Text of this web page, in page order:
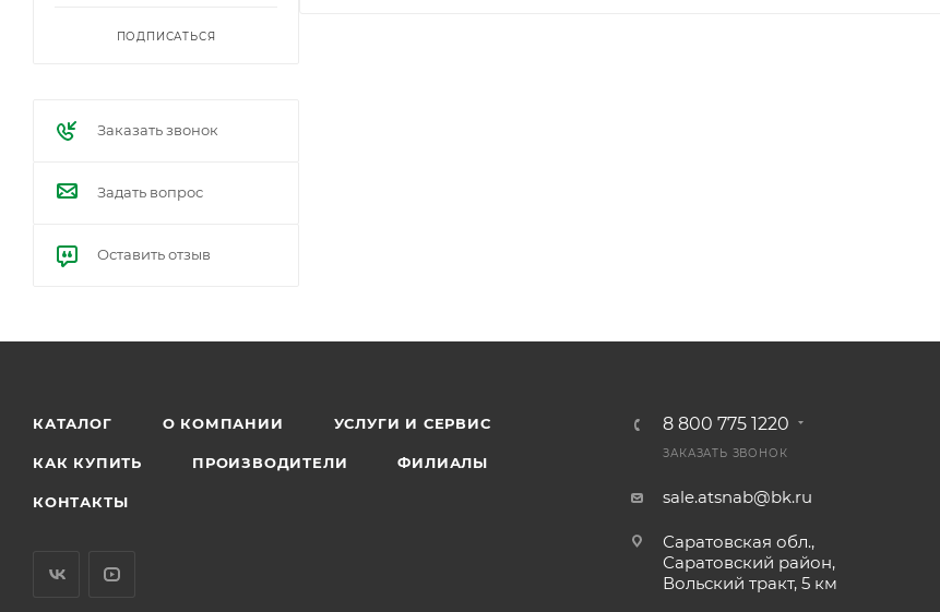
ПОДПИСАТЬСЯ
Заказать звонок
Задать вопрос
Оставить отзыв
КАТАЛОГ О КОМПАНИИ УСЛУГИ И СЕРВИС
КАК КУПИТЬ ПРОИЗВОДИТЕЛИ ФИЛИАЛЫ
КОНТАКТЫ
8 800 775 1220
ЗАКАЗАТЬ ЗВОНОК
sale.atsnab@bk.ru
Саратовская обл.,
Саратовский район,
Вольский тракт, 5 км